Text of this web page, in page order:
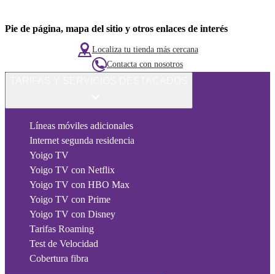
Pie de página, mapa del sitio y otros enlaces de interés
Localiza tu tienda más cercana
Contacta con nosotros
Líneas móviles adicionales
Internet segunda residencia
Yoigo TV
Yoigo TV con Netflix
Yoigo TV con HBO Max
Yoigo TV con Prime
Yoigo TV con Disney
Tarifas Roaming
Test de Velocidad
Cobertura fibra